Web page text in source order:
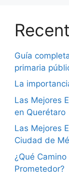
Guía
primaria
La
Las Mejores
en Querétaro
Las Mejores
Ciudad de
¿Qué
Prometedor?